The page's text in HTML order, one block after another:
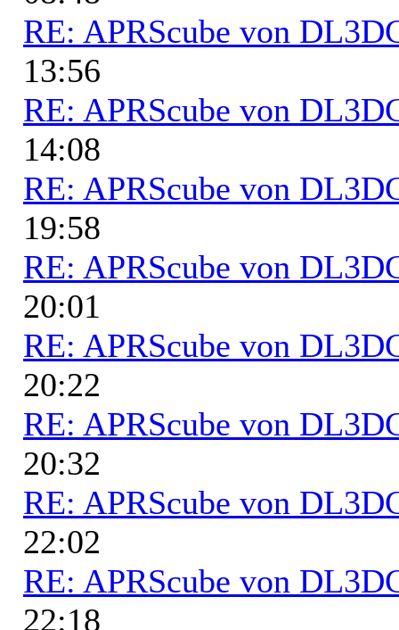
RE: APRScube von
13:56
RE: APRScube von
14:08
RE: APRScube von
19:58
RE: APRScube von
20:01
RE: APRScube von
20:22
RE: APRScube von
20:32
RE: APRScube von
22:02
RE: APRScube von
22:18